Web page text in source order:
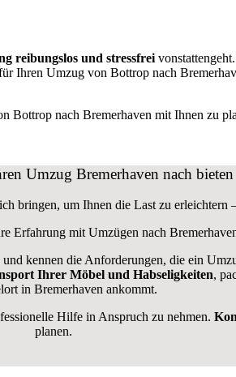
reibungslos und stressfrei
Ihren Umzug von Bottrop nach
Bottrop nach Bremerhaven mit Ihnen zu
Umzug Bremerhaven nach bieten
bringen, um Ihnen die Last zu erleichtern
Erfahrung mit Umzügen nach
kennen die Anforderungen, die ein
Ihrer Möbel und Habseligkeiten,
in Bremerhaven ankommt.
Hilfe in Anspruch zu nehmen.
planen.